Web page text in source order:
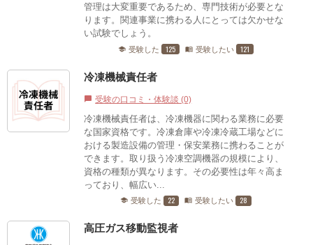
管理は大変重要であるため、専門技術が必要とな
ります。関連事業に携わる人にとっては欠かせな
い試験でしょう。
school 受験した 125 menu_book 受験したい 121
冷凍機械責任者
chat_bubble 受験の口コミ・体験談 (0)
冷凍機械責任者は、冷凍機器に関わる業務に必要
な国家資格です。冷凍倉庫や冷凍冷蔵工場などに
おける製造設備の管理・保安業務に携わることが
できます。取り扱う冷凍空調機器の規模により、
資格の種類が異なります。その必要性は年々高ま
っており、幅広い...
school 受験した 22 menu_book 受験したい 28
高圧ガス移動監視者